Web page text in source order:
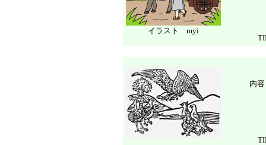
イラスト myi
内